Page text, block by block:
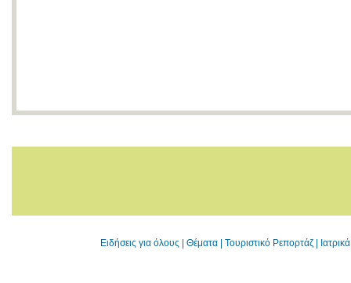
Ειδήσεις για όλους |Θέματα |Τουριστικό Ρεπορτάζ